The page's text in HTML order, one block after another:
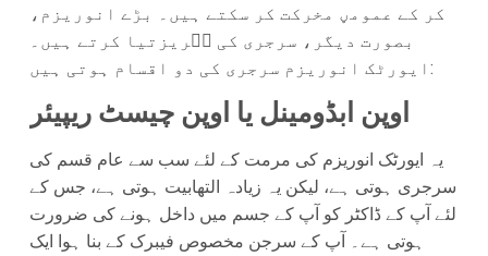
کر کے عمومڼ مخركت کر سکتے ہیں۔ بڑے انوریزم،
بصورت دیگر، سرجری کی ضۚریزتیا کرتے ہیں۔
ایورٹک انوریزم سرجری کی دو اقسام ہوتی ہیں:
اوپن ابڈومینل یا اوپن چیسٹ ریپیئر
یہ ایورٹک انوریزم کی مرمت کے لئے سب سے عام قسم کی
سرجری ہوتی ہے، لیکن یہ زیادہ التهابیت ہوتی ہے، جس کے
لئے آپ کے ڈاکٹر کو آپ کے جسم میں داخل ہونے کی ضرورت
ہوتی ہے۔ آپ کے سرجن مخصوص فیبرک کے بنا ہوا ایک